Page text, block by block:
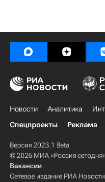
Новости Аналитика
Спецпроекты
Реклама
Версия 2023.1 Beta
© 2026 МИА «Россия
Вакансии
Сетевое издание РИА